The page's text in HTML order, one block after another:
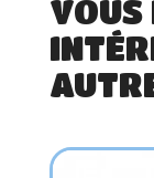
VOUS